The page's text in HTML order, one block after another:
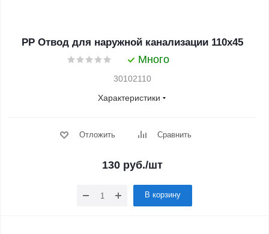
PP Отвод для наружной канализации 110x45
Много
30102110
Характеристики
Отложить Сравнить
130 руб./шт
В корзину